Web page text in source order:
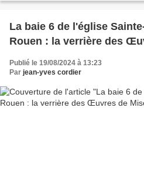
La baie 6 de l'église
Rouen : la verrière des
Publié le 19/08/2024 à 13:23
Par jean-yves cordier